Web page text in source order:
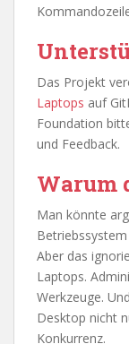
Das Projekt
Laptops auf
Foundation
und Feedback.
Warum
Man könnte
Aber das
Laptops.
Werkzeuge.
Desktop nicht
Konkurrenz.